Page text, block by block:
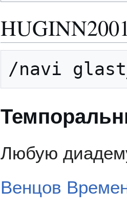
/navi
Любую
Венцов